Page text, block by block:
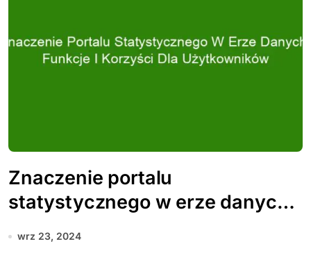
Znaczenie portalu
statystycznego w erze danych:
funkcje i korzyści dla
wrz 23, 2024